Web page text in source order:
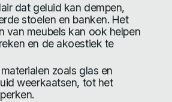
dat geluid kan dempen,
stoelen en banken. Het
van meubels kan ook helpen
en de akoestiek te
zoals glas en
weerkaatsen, tot het